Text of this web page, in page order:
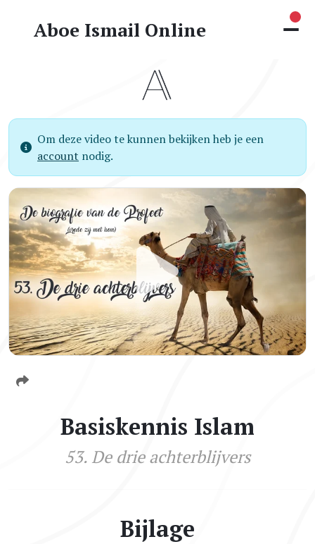
Aboe Ismail Online
Om deze video te kunnen bekijken heb je een
account nodig.
Basiskennis Islam
53. De drie achterblijvers
Bijlage